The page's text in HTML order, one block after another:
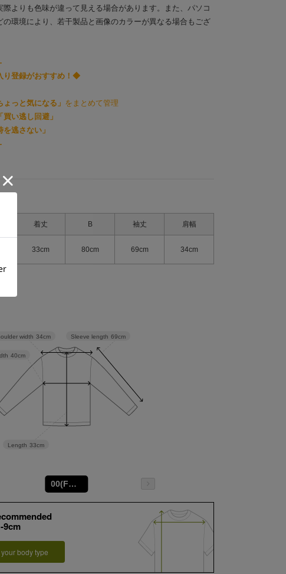
よりも色味が違って見える場合があります。また、パソコ
の環境により、若干製品と画像のカラーが異なる場合もござ
登録がおすすめ！◆
ょっと気になる」 をまとめて管理
「買い逃し回避」
を逃さない」
着丈 B 袖丈 肩幅
33cm 80cm 69cm 34cm
Sleeve length 69cm
Length 33cm
40cm
width 34cm
00(FREE)
body type